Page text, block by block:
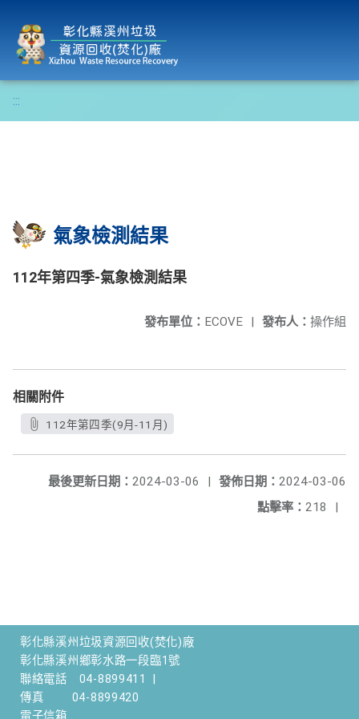
:::
氣象檢測結果
112年第四季-氣象檢測結果
發布人： 操作組
發布單位： ECOVE |
相關附件
112年第四季(9月-11月)
發佈日期： 2024-03-06
最後更新日期： 2024-03-06
|
點擊率： 218 |
彰化縣溪州垃圾資源回收(焚化)廠
彰化縣溪州鄉彰水路一段臨1號
聯絡電話
04-8899411
傳真
04-8899420
電子信箱